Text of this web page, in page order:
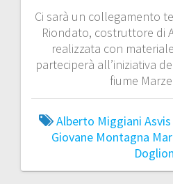
Ci sarà un collegamento
Riondato, costruttore di
realizzata con
parteciperà all’iniziativa
fiume
Alberto Miggiani Asvis
Giovane Montagna